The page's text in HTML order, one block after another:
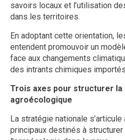
savoirs locaux et l’utilisation
dans les territoires.
En adoptant cette orientation,
entendent promouvoir un
face aux changements
des intrants chimiques
Trois axes pour structurer
agroécologique
La stratégie nationale
principaux destinés à